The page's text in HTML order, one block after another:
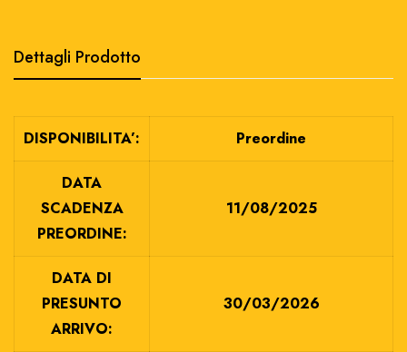
Dettagli Prodotto
DISPONIBILITA’: Preordine
DATA
SCADENZA
PREORDINE:
11/08/2025
DATA DI
PRESUNTO
ARRIVO:
30/03/2026